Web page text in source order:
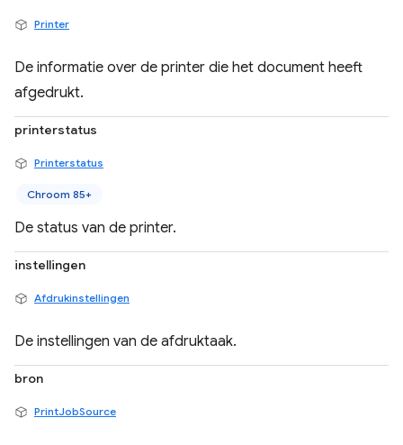
Printer
De informatie over de printer die het document heeft
afgedrukt.
printerstatus
Printerstatus
Chroom 85+
De status van de printer.
instellingen
Afdrukinstellingen
De instellingen van de afdruktaak.
bron
PrintJobSource